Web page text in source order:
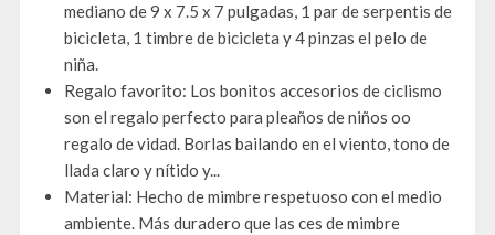
mediano de 9 x 7.5 x 7 pulgadas, 1 par de serpentis de
bicicleta, 1 timbre de bicicleta y 4 pinzas el pelo de
niña.
Regalo favorito: Los bonitos accesorios de ciclismo
son el regalo perfecto para pleaños de niños oo
regalo de vidad. Borlas bailando en el viento, tono de
llada claro y nítido y...
Material: Hecho de mimbre respetuoso con el medio
ambiente. Más duradero que las ces de mimbre